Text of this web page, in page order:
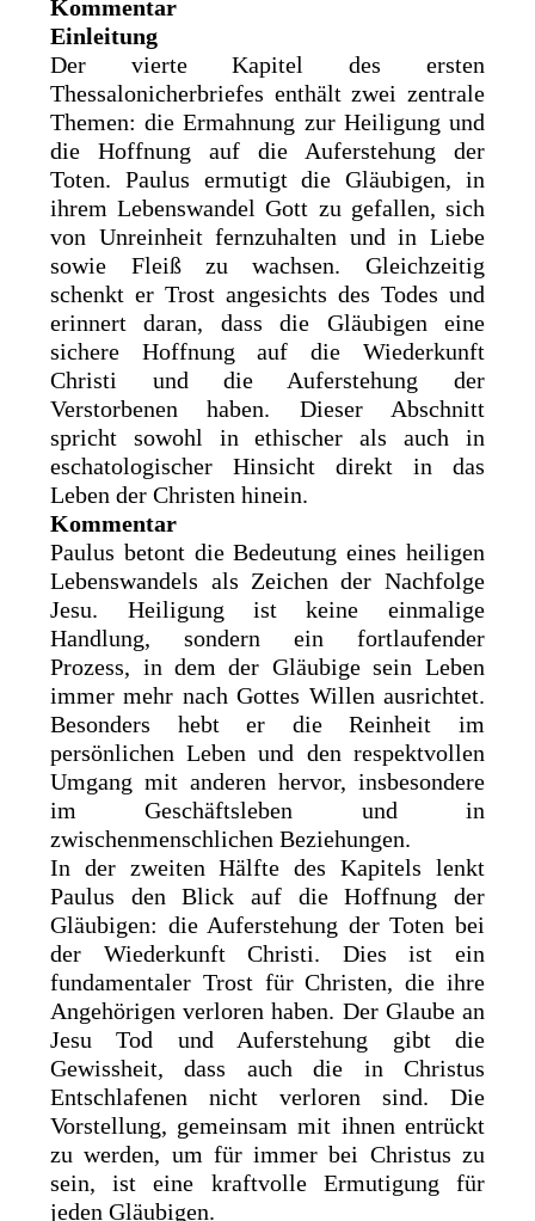
Kommentar
Einleitung
Der vierte Kapitel des ersten
Thessalonicherbriefes enthält zwei zentrale
Themen: die Ermahnung zur Heiligung und
die Hoffnung auf die Auferstehung der
Toten. Paulus ermutigt die Gläubigen, in
ihrem Lebenswandel Gott zu gefallen, sich
von Unreinheit fernzuhalten und in Liebe
sowie Fleiß zu wachsen. Gleichzeitig
schenkt er Trost angesichts des Todes und
erinnert daran, dass die Gläubigen eine
sichere Hoffnung auf die Wiederkunft
Christi und die Auferstehung der
Verstorbenen haben. Dieser Abschnitt
spricht sowohl in ethischer als auch in
eschatologischer Hinsicht direkt in das
Leben der Christen hinein.
Kommentar
Paulus betont die Bedeutung eines heiligen
Lebenswandels als Zeichen der Nachfolge
Jesu. Heiligung ist keine einmalige
Handlung, sondern ein fortlaufender
Prozess, in dem der Gläubige sein Leben
immer mehr nach Gottes Willen ausrichtet.
Besonders hebt er die Reinheit im
persönlichen Leben und den respektvollen
Umgang mit anderen hervor, insbesondere
im Geschäftsleben und in
zwischenmenschlichen Beziehungen.
In der zweiten Hälfte des Kapitels lenkt
Paulus den Blick auf die Hoffnung der
Gläubigen: die Auferstehung der Toten bei
der Wiederkunft Christi. Dies ist ein
fundamentaler Trost für Christen, die ihre
Angehörigen verloren haben. Der Glaube an
Jesu Tod und Auferstehung gibt die
Gewissheit, dass auch die in Christus
Entschlafenen nicht verloren sind. Die
Vorstellung, gemeinsam mit ihnen entrückt
zu werden, um für immer bei Christus zu
sein, ist eine kraftvolle Ermutigung für
jeden Gläubigen.